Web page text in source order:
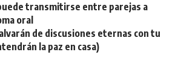
transmitirse entre parejas a
oral
de discusiones eternas con tu
la paz en casa)